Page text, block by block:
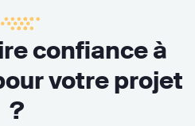
confiance à
votre projet
?